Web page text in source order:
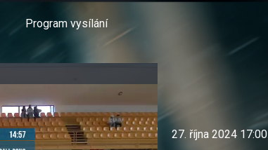
Program vysílání
27. října 2024 17:00